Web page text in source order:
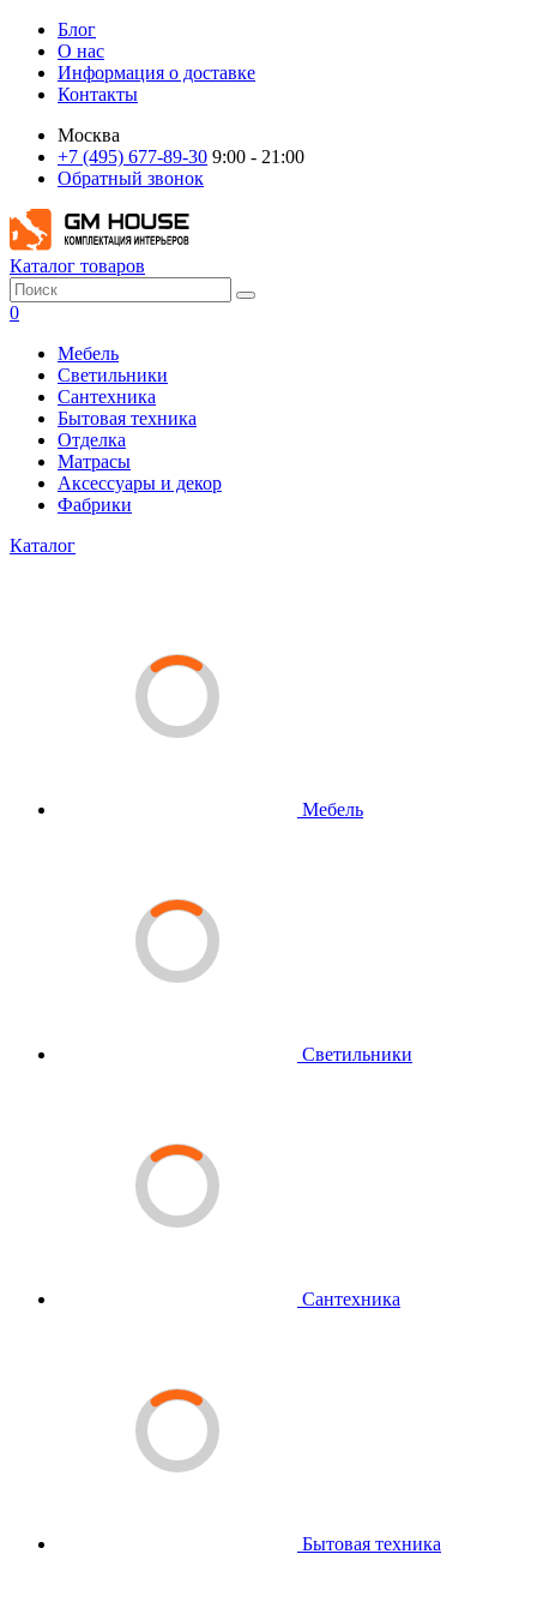
Блог
О нас
Информация о доставке
Контакты
Москва
+7 (495) 677-89-30 9:00 - 21:00
Обратный звонок
Каталог товаров
0
Мебель
Светильники
Сантехника
Бытовая техника
Отделка
Матрасы
Аксессуары и декор
Фабрики
Каталог
Мебель
Светильники
Сантехника
Бытовая техника